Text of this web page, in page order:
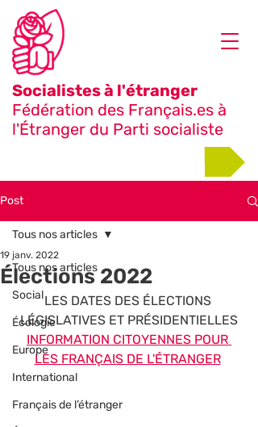
Socialistes à l'étranger
Fédération des Français.es à
l'Étranger du Parti socialiste
Post
Tous nos articles
Social
Écologie
Europe
International
Français de l’étranger
Tous nos articles
Élections 2022
19 janv. 2022
LES DATES DES ÉLECTIONS
LÉGISLATIVES ET PRÉSIDENTIELLES
INFORMATION CITOYENNES POUR
LES FRANÇAIS DE L'ÉTRANGER